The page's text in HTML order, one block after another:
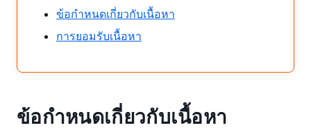
ข้อกำหนดเกี่ยวกับเนื้อหา
การยอมรับเนื้อหา
ข้อกำหนดเกี่ยวกับเนื้อหา